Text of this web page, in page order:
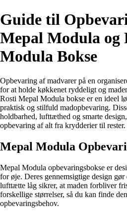
Guide til
Mepal Modula og
Modula Bokse
Opbevaring af madvarer på en
for at holde køkkenet ryddeligt og
Rosti Mepal Modula bokse er en ideel
praktisk og stilfuld madopbevaring.
holdbarhed, lufttæthed og smarte
opbevaring af alt fra krydderier til rester.
Mepal Modula
Mepal Modula opbevaringsbokse er
for øje. Deres gennemsigtige design
lufttætte låg sikrer, at maden forbliver
forskellige størrelser, så du kan finde
opbevaringsbehov.